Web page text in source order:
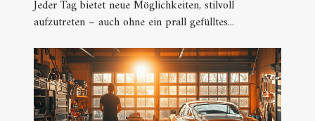
Jeder Tag bietet neue Möglichkeiten, stilvoll
aufzutreten – auch ohne ein prall gefülltes...